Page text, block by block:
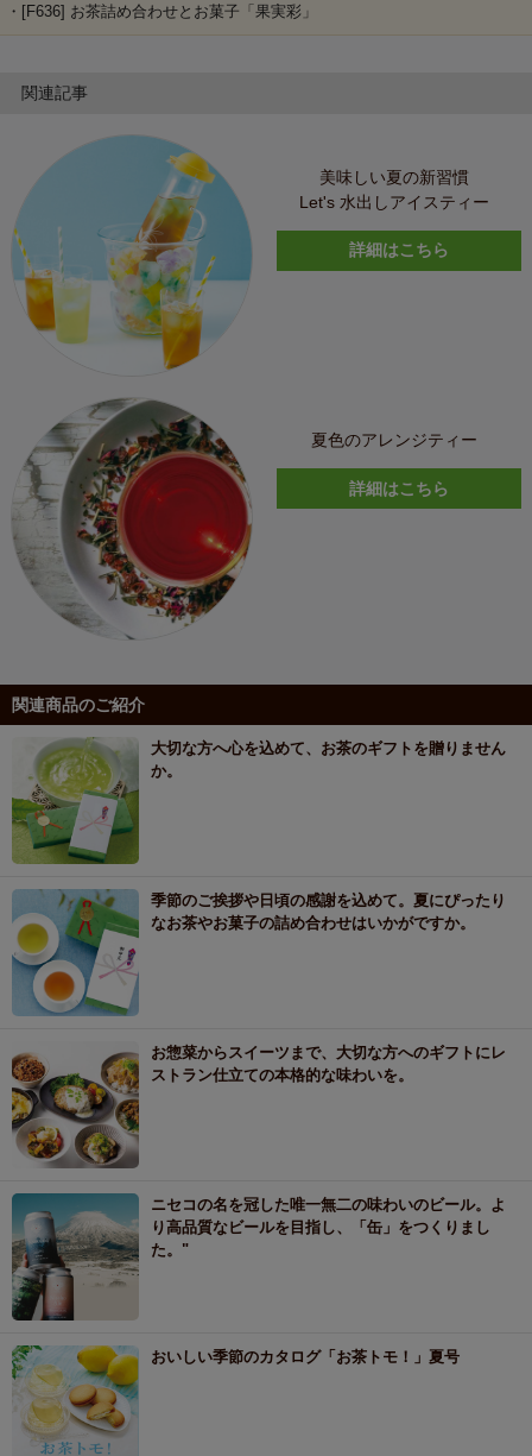
・[F636] お茶詰め合わせとお菓子「果実彩」
関連記事
美味しい夏の新習慣
Let's 水出しアイスティー
詳細はこちら
夏色のアレンジティー
詳細はこちら
関連商品のご紹介
大切な方へ心を込めて、お茶のギフトを贈りません
か。
季節のご挨拶や日頃の感謝を込めて。夏にぴったり
なお茶やお菓子の詰め合わせはいかがですか。
お惣菜からスイーツまで、大切な方へのギフトにレ
ストラン仕立ての本格的な味わいを。
ニセコの名を冠した唯一無二の味わいのビール。よ
り高品質なビールを目指し、「缶」をつくりまし
た。"
おいしい季節のカタログ「お茶トモ！」夏号